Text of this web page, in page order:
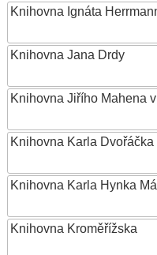
Knihovna Ignáta
Knihovna Jana Drdy
Knihovna Jiřího Mahena
Knihovna Karla Dvořáčka
Knihovna Karla Hynka
Knihovna Kroměřížska